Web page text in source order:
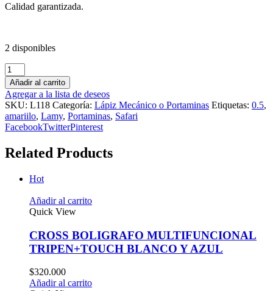
Calidad garantizada.
2 disponibles
Añadir al carrito
Agregar a la lista de deseos
SKU: L118 Categoría: Lápiz Mecánico o Portaminas Etiquetas: 0.5,
amariilo, Lamy, Portaminas, Safari
FacebookTwitterPinterest
Related Products
Hot
Añadir al carrito
Quick View
CROSS BOLIGRAFO MULTIFUNCIONAL
TRIPEN+TOUCH BLANCO Y AZUL
$320.000
Añadir al carrito